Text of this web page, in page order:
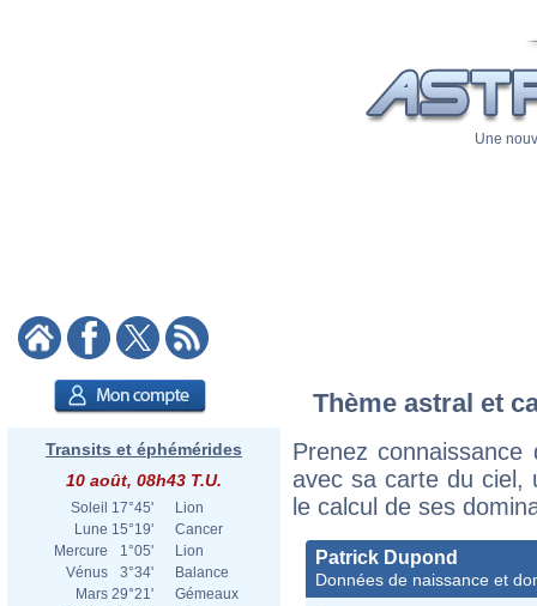
Une
Transits et éphémérides
10 août, 08h43 T.U.
Soleil 17°45'
Lion
Lune 15°19'
Cancer
Mercure
1°05'
Lion
Vénus
3°34'
Balance
Mars 29°21'
Gémeaux
Thème astral et
Prenez
avec sa carte du ciel,
le calcul de ses
Patrick Dupond
Données de naissance et